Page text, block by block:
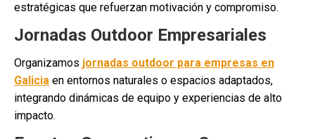
estratégicas que refuerzan motivación y compromiso.
Jornadas Outdoor Empresariales
Organizamos jornadas outdoor para empresas en
Galicia en entornos naturales o espacios adaptados,
integrando dinámicas de equipo y experiencias de alto
impacto.